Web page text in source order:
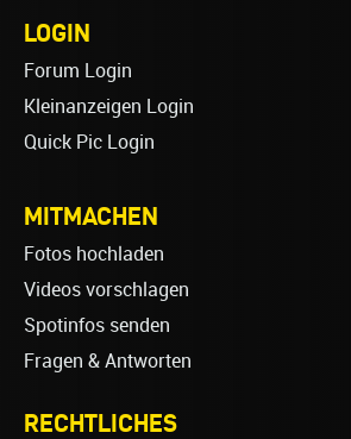
LOGIN
Forum Login
Kleinanzeigen Login
Quick Pic Login
MITMACHEN
Fotos hochladen
Videos vorschlagen
Spotinfos senden
Fragen & Antworten
RECHTLICHES